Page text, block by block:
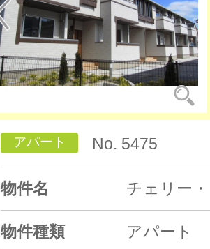
アパート No. 5475
物件名 チェリー
物件種類 アパート